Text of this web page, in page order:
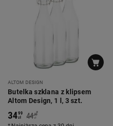
ALTOM DESIGN
Butelka szklana z klipsem
Altom Design, 1 l, 3 szt.
3499
zł 44 99
zł
*